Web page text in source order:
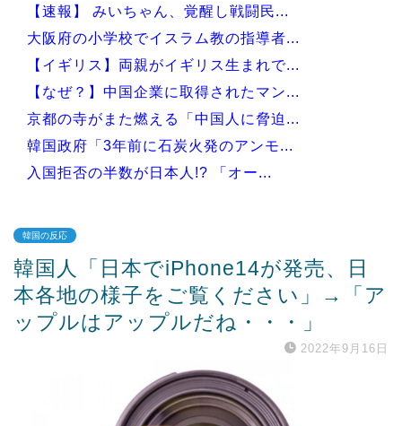
【速報】 みいちゃん、覚醒し戦闘民...
大阪府の小学校でイスラム教の指導者...
【イギリス】両親がイギリス生まれで...
【なぜ？】中国企業に取得されたマン...
京都の寺がまた燃える「中国人に脅迫...
韓国政府「3年前に石炭火発のアンモ...
入国拒否の半数が日本人!? 「オー...
Powered by livedoor 相互RSS
韓国の反応
韓国人「日本でiPhone14が発売、日
本各地の様子をご覧ください」→「ア
ップルはアップルだね・・・」
2022年9月16日